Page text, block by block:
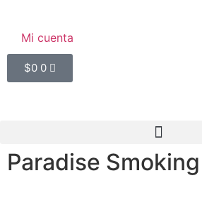
Mi cuenta
$0 0
Paradise